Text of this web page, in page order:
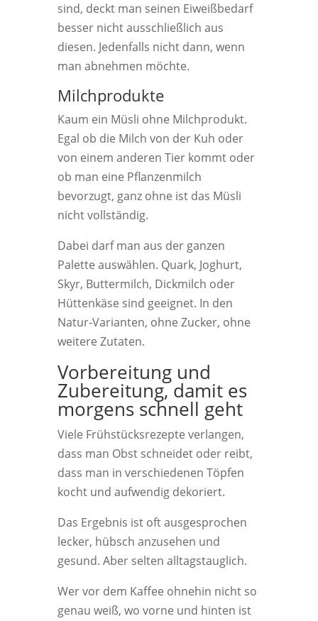
sind, deckt man seinen Eiweißbedarf
besser nicht ausschließlich aus
diesen. Jedenfalls nicht dann, wenn
man abnehmen möchte.
Milchprodukte
Kaum ein Müsli ohne Milchprodukt.
Egal ob die Milch von der Kuh oder
von einem anderen Tier kommt oder
ob man eine Pflanzenmilch
bevorzugt, ganz ohne ist das Müsli
nicht vollständig.
Dabei darf man aus der ganzen
Palette auswählen. Quark, Joghurt,
Skyr, Buttermilch, Dickmilch oder
Hüttenkäse sind geeignet. In den
Natur-Varianten, ohne Zucker, ohne
weitere Zutaten.
Vorbereitung und
Zubereitung, damit es
morgens schnell geht
Viele Frühstücksrezepte verlangen,
dass man Obst schneidet oder reibt,
dass man in verschiedenen Töpfen
kocht und aufwendig dekoriert.
Das Ergebnis ist oft ausgesprochen
lecker, hübsch anzusehen und
gesund. Aber selten alltagstauglich.
Wer vor dem Kaffee ohnehin nicht so
genau weiß, wo vorne und hinten ist